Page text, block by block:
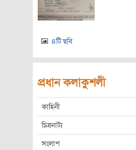
৪টি ছবি
প্রধান কলাকুশলী
কাহিনী
চিত্রনাট্য
সংলাপ